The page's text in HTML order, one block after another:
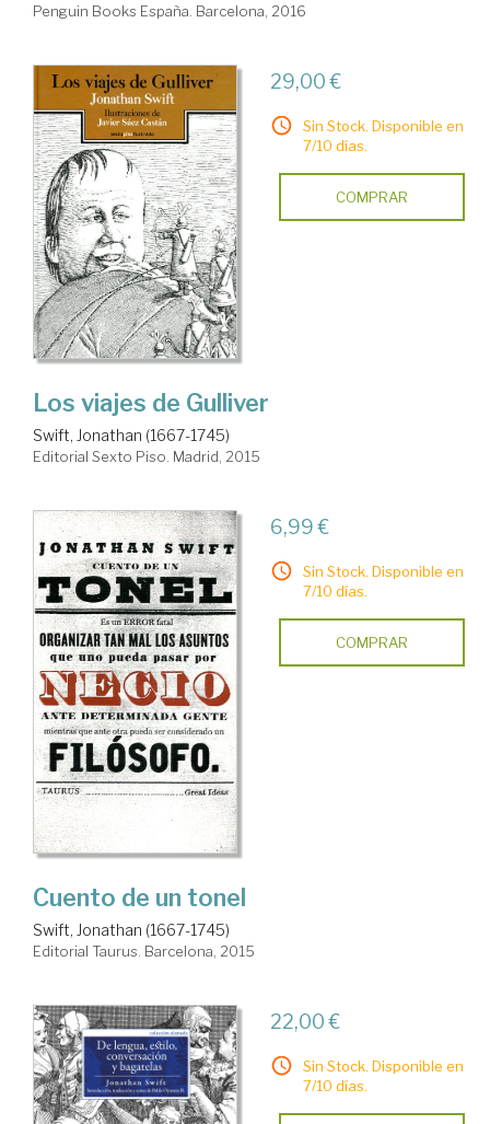
Penguin Books España. Barcelona, 2016
29,00 €
Sin Stock. Disponible en
7/10 días.
COMPRAR
Los viajes de Gulliver
Swift, Jonathan (1667-1745)
Editorial Sexto Piso. Madrid, 2015
6,99 €
Sin Stock. Disponible en
7/10 días.
COMPRAR
Cuento de un tonel
Swift, Jonathan (1667-1745)
Editorial Taurus. Barcelona, 2015
22,00 €
Sin Stock. Disponible en
7/10 días.